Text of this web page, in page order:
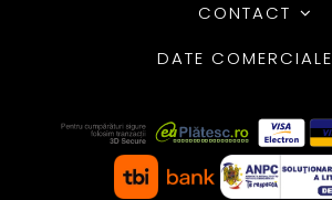
CONTACT
DATE COMERCIALE